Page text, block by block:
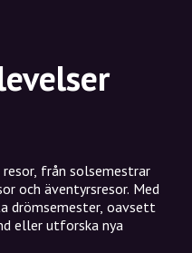
från solsemestrar
och äventyrsresor. Med
drömsemester, oavsett
eller utforska nya